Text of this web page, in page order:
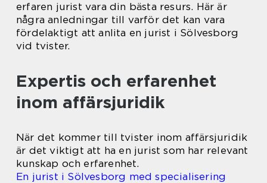
erfaren jurist vara din bästa resurs. Här är
några anledningar till varför det kan vara
fördelaktigt att anlita en jurist i Sölvesborg
vid tvister.
Expertis och erfarenhet
inom affärsjuridik
När det kommer till tvister inom affärsjuridik
är det viktigt att ha en jurist som har relevant
kunskap och erfarenhet.
En jurist i Sölvesborg med specialisering